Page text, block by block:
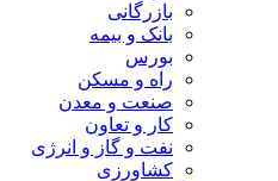
بازرگانی
بانک و بیمه
بورس
راه و مسکن
صنعت و معدن
کار و تعاون
نفت و گاز و انرژی
کشاورزی